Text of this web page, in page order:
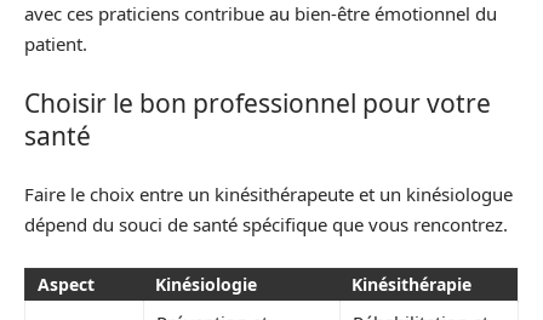
avec ces praticiens contribue au bien-être émotionnel du
patient.
Choisir le bon professionnel pour votre
santé
Faire le choix entre un kinésithérapeute et un kinésiologue
dépend du souci de santé spécifique que vous rencontrez.
Aspect Kinésiologie Kinésithérapie